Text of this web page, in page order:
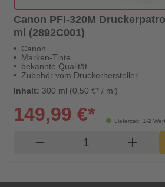
Canon PFI-320M
ml (2892C001)
Canon
Marken-Tinte
bekannte Qualität
Zubehör vom Druckerhersteller
Inhalt: 300 ml (0,50 €* / ml)
Lieferzeit: 1-2
149,99 €*
remove Produkt add